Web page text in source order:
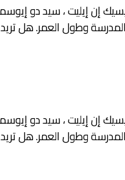
إن إيليت ، سيد
وطول العمر. هل
إن إيليت ، سيد
وطول العمر. هل